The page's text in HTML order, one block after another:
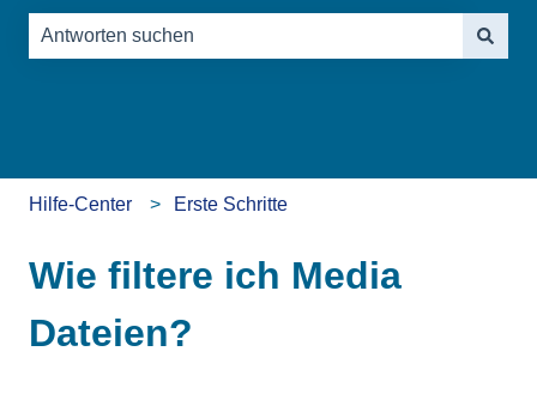
Hilfe-Center Erste Schritte
Wie filtere ich Media
Dateien?